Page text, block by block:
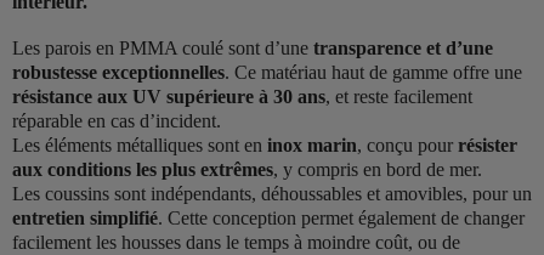
Les parois en PMMA coulé sont d’une transparence et d’une
robustesse exceptionnelles. Ce matériau haut de gamme offre une
résistance aux UV supérieure à 30 ans, et reste facilement
réparable en cas d’incident.
Les éléments métalliques sont en inox marin, conçu pour résister
aux conditions les plus extrêmes, y compris en bord de mer.
Les coussins sont indépendants, déhoussables et amovibles, pour un
entretien simplifié. Cette conception permet également de changer
facilement les housses dans le temps à moindre coût, ou de